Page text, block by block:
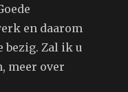
en daarom
bezig. Zal ik u
meer over